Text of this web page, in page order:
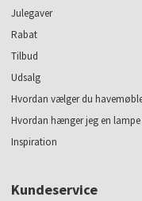
Julegaver
Rabat
Tilbud
Udsalg
Hvordan vælger du
Hvordan hænger jeg en
Inspiration
Kundeservice